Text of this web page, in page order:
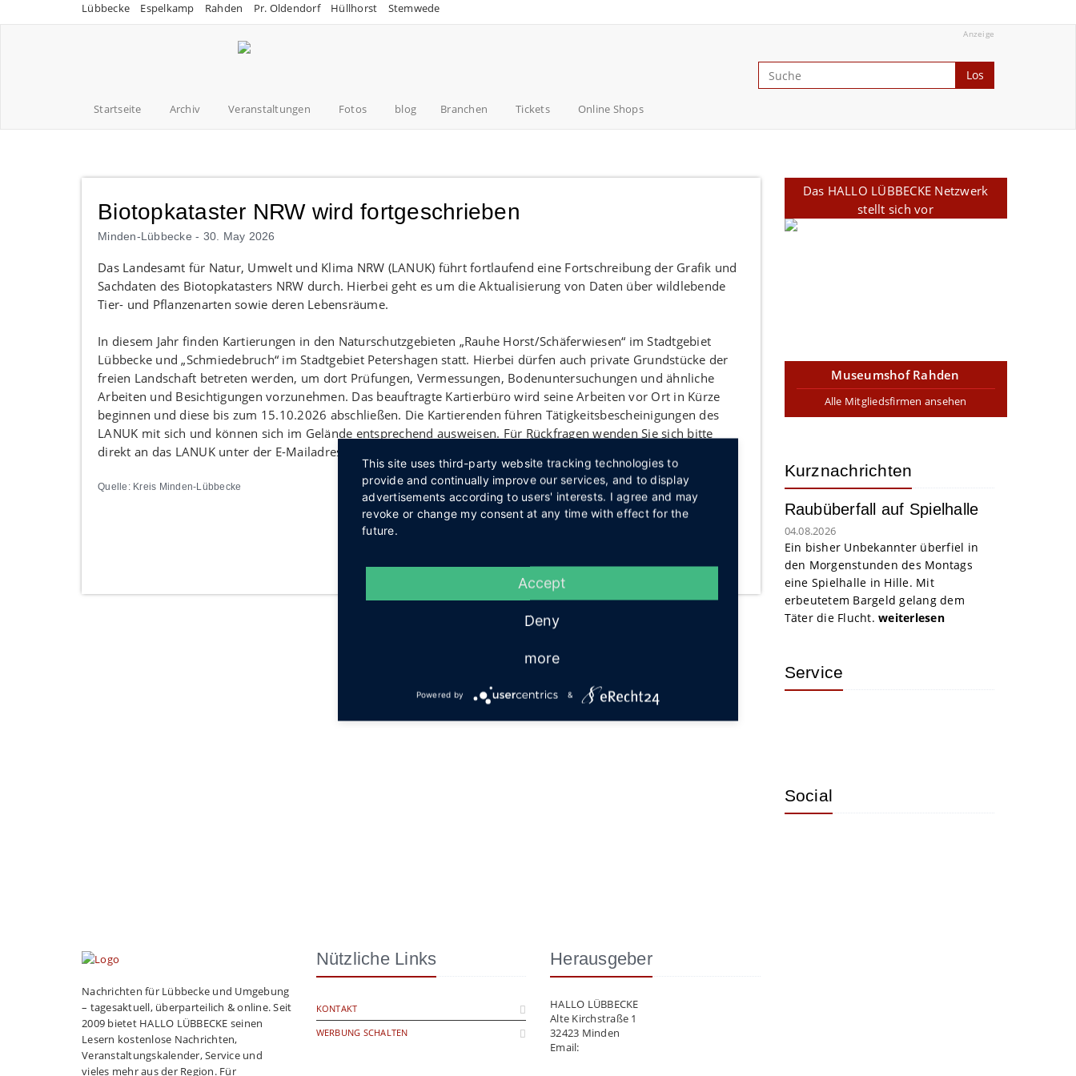
Lübbecke Espelkamp Rahden Pr. Oldendorf Hüllhorst Stemwede
Anzeige
Los
Startseite Archiv Veranstaltungen Fotos blog Branchen Tickets Online Shops
Biotopkataster NRW wird fortgeschrieben
Minden-Lübbecke - 30. May 2026
Das Landesamt für Natur, Umwelt und Klima NRW (LANUK) führt fortlaufend eine Fortschreibung der Grafik und
Sachdaten des Biotopkatasters NRW durch. Hierbei geht es um die Aktualisierung von Daten über wildlebende
Tier- und Pflanzenarten sowie deren Lebensräume.
In diesem Jahr finden Kartierungen in den Naturschutzgebieten „Rauhe Horst/Schäferwiesen“ im Stadtgebiet
Lübbecke und „Schmiedebruch“ im Stadtgebiet Petershagen statt. Hierbei dürfen auch private Grundstücke der
freien Landschaft betreten werden, um dort Prüfungen, Vermessungen, Bodenuntersuchungen und ähnliche
Arbeiten und Besichtigungen vorzunehmen. Das beauftragte Kartierbüro wird seine Arbeiten vor Ort in Kürze
beginnen und diese bis zum 15.10.2026 abschließen. Die Kartierenden führen Tätigkeitsbescheinigungen des
LANUK mit sich und können sich im Gelände entsprechend ausweisen. Für Rückfragen wenden Sie sich bitte
direkt an das LANUK unter der E-Mailadresse: f
Quelle: Kreis Minden-Lübbecke
Interessant? Dann teilen!
Das HALLO LÜBBECKE Netzwerk
stellt sich vor
Museumshof Rahden
Alle Mitgliedsfirmen ansehen
Kurznachrichten
Raubüberfall auf Spielhalle
04.08.2026
Ein bisher Unbekannter überfiel in
den Morgenstunden des Montags
eine Spielhalle in Hille. Mit
erbeutetem Bargeld gelang dem
Täter die Flucht. weiterlesen
Service
Social
Nachrichten für Lübbecke und Umgebung
– tagesaktuell, überparteilich & online. Seit
2009 bietet HALLO LÜBBECKE seinen
Lesern kostenlose Nachrichten,
Veranstaltungskalender, Service und
vieles mehr aus der Region. Für
Nützliche Links
KONTAKT
WERBUNG SCHALTEN
Herausgeber
HALLO LÜBBECKE
Alte Kirchstraße 1
32423 Minden
Email:
This site uses third-party website tracking technologies to
provide and continually improve our services, and to display
advertisements according to users' interests. I agree and may
revoke or change my consent at any time with effect for the
future.
Accept
Deny
more
Powered by &